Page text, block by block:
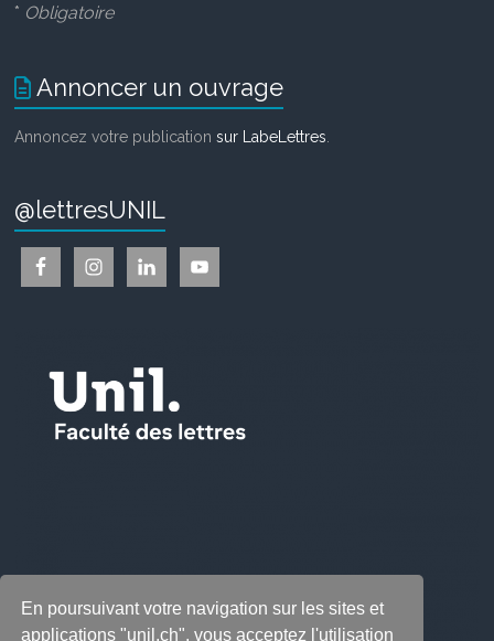
En poursuivant votre navigation sur les sites et
applications "unil.ch", vous acceptez l'utilisation
* Obligatoire
Annoncer un ouvrage
Annoncez votre publicationsur LabeLettres
@lettresUNIL